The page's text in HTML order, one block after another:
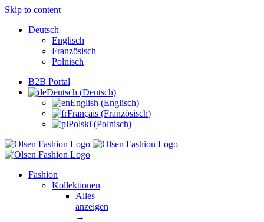
Skip to content
Deutsch
Englisch
Französisch
Polnisch
B2B Portal
Deutsch (Deutsch)
English (Englisch)
Français (Französisch)
Polski (Polnisch)
Fashion
Kollektionen
Alles
anzeigen
→